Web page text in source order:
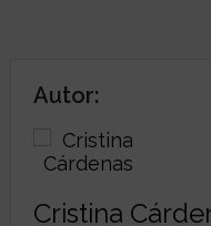
Autor:
Cristina